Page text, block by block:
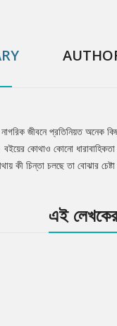
জীবনে প্রতিনিয়ত
বইয়ের কোথাও কোনো
কী চিন্তা চলছে তা বোঝার
এই